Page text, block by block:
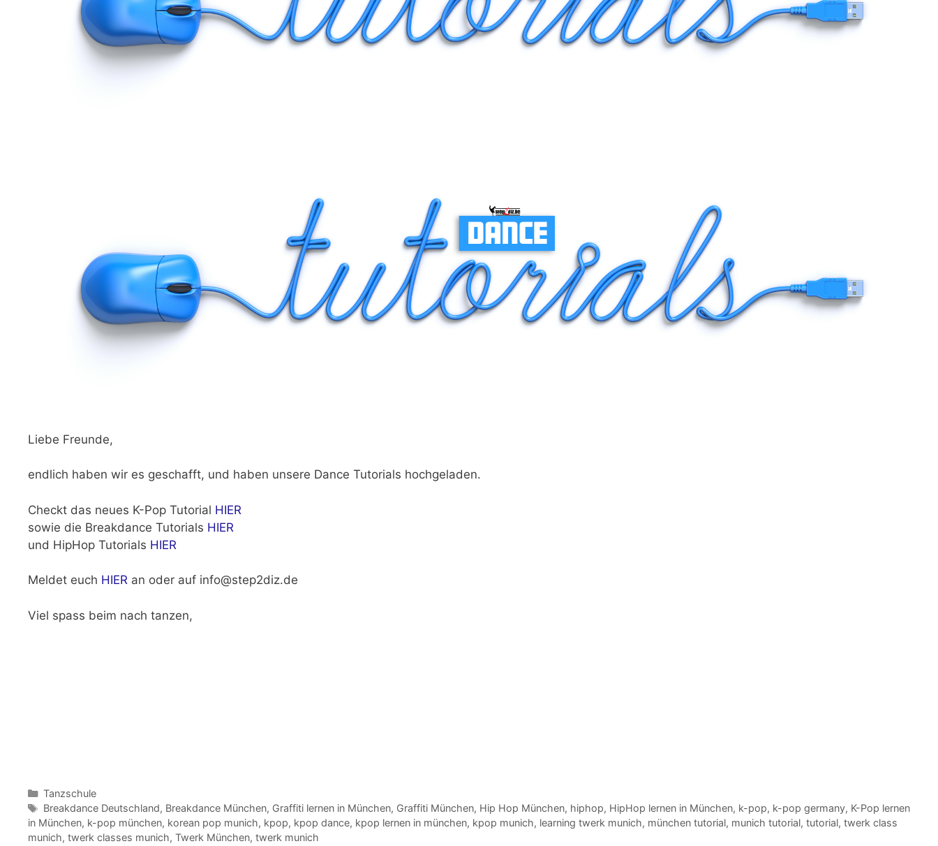
Liebe Freunde,
endlich haben wir es geschafft, und haben unsere Dance Tutorials hochgeladen.
Checkt das neues K-Pop Tutorial HIER
sowie die Breakdance Tutorials HIER
und HipHop Tutorials HIER
Meldet euch HIER an oder auf info@step2diz.de
Viel spass beim nach tanzen,
Kategorien
Tanzschule
Schlagwörter
Breakdance Deutschland, Breakdance München, Graffiti lernen in München, Graffiti München, Hip Hop München, hiphop, HipHop lernen in München, k-pop, k-pop germany, K-Pop lernen
in München, k-pop münchen, korean pop munich, kpop, kpop dance, kpop lernen in münchen, kpop munich, learning twerk munich, münchen tutorial, munich tutorial, tutorial, twerk class
munich, twerk classes munich, Twerk München, twerk munich